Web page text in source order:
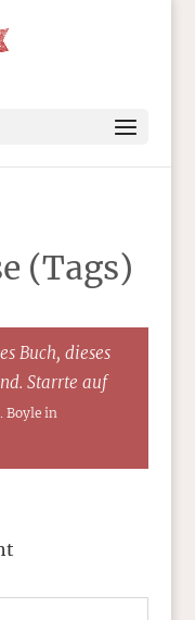
(Tags)
Buch, dieses
Starrte auf
Boyle in